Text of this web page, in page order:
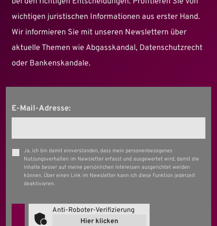
wichtigen juristischen Informationen aus erster Hand.
Wir informieren Sie mit unseren Newslettern über
aktuelle Themen wie Abgasskandal, Datenschutzrecht
oder Bankenskandale.
E-Mail-Adresse:
Ja, ich bin damit einverstanden, dass mein personenbezogenes
Nutzungsverhalten im Newsletter erfasst und ausgewertet wird, damit die
Inhalte besser auf meine persönlichen Interessen ausgerichtet werden
können. Über einen Link im Newsletter kann ich diese Funktion jederzeit
deaktivieren.
Anti-Roboter-Verifizierung
Hier klicken